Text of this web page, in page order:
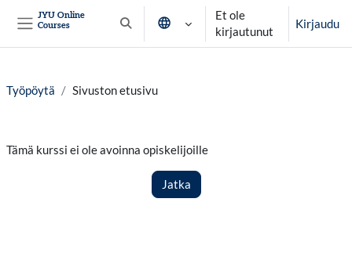
JYU Online
Courses
Vaihda hakusyöttöä
Et ole
kirjautunut
Kirjaudu
Työpöytä Sivuston etusivu
Tämä kurssi ei ole avoinna opiskelijoille
Jatka